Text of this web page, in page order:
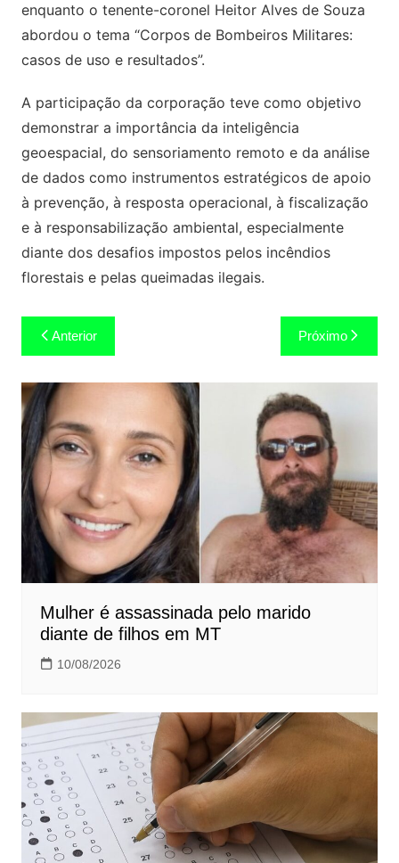
enquanto o tenente-coronel Heitor Alves de Souza
abordou o tema “Corpos de Bombeiros Militares:
casos de uso e resultados”.
A participação da corporação teve como objetivo
demonstrar a importância da inteligência
geoespacial, do sensoriamento remoto e da análise
de dados como instrumentos estratégicos de apoio
à prevenção, à resposta operacional, à fiscalização
e à responsabilização ambiental, especialmente
diante dos desafios impostos pelos incêndios
florestais e pelas queimadas ilegais.
Navegação
de
Post
Anterior Próximo
Mulher é assassinada pelo marido
diante de filhos em MT
10/08/2026